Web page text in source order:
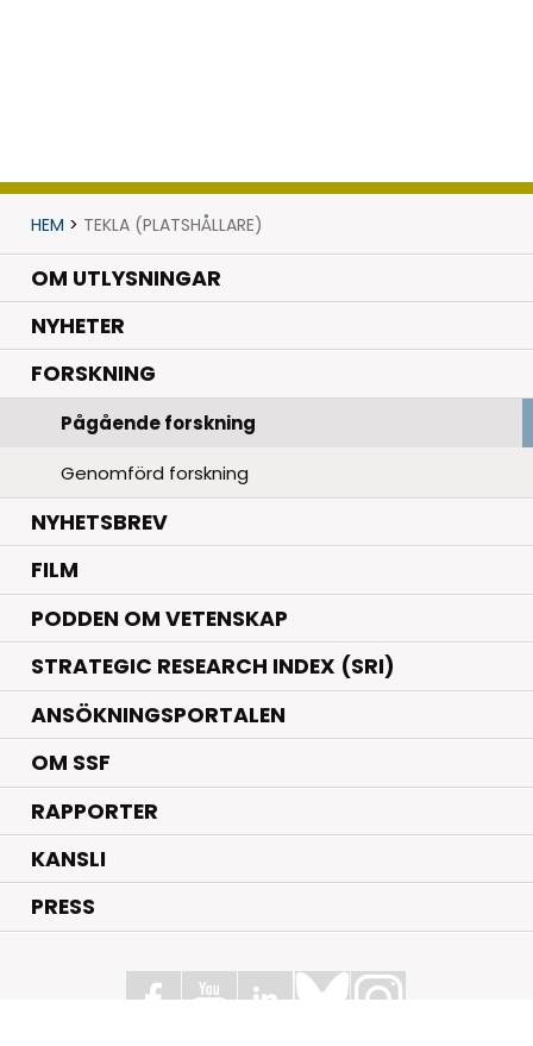
HEM > TEKLA (PLATSHÅLLARE)
OM UTLYSNINGAR
NYHETER.
FORSKNING.
Pågående forskning
Genomförd forskning
NYHETSBREV
FILM
PODDEN OM VETENSKAP
STRATEGIC RESEARCH INDEX (SRI)
ANSÖKNINGSPORTALEN
OM SSF
RAPPORTER
KANSLI
PRESS